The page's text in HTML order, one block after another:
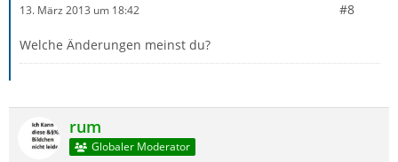
13. März 2013 um 18:42 #8
Welche Änderungen meinst du?
rum
Globaler Moderator